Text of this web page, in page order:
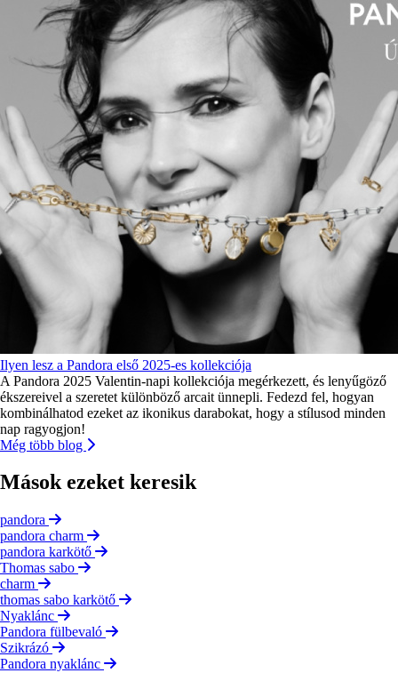
Ilyen lesz a Pandora első 2025-es kollekciója
A Pandora 2025 Valentin-napi kollekciója megérkezett, és lenyűgöző
ékszereivel a szeretet különböző arcait ünnepli. Fedezd fel, hogyan
kombinálhatod ezeket az ikonikus darabokat, hogy a stílusod minden
nap ragyogjon!
Még több blog
Mások ezeket keresik
pandora
pandora charm
pandora karkötő
Thomas sabo
charm
thomas sabo karkötő
Nyaklánc
Pandora fülbevaló
Szikrázó
Pandora nyaklánc